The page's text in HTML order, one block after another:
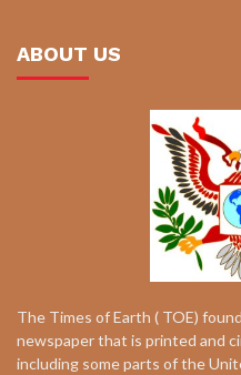
ABOUT US
The Times of Earth ( TOE)
newspaper that is printed and
including some parts of the